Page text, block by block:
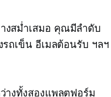
งสม่ำเสมอ คุณมีลำดับ
ถเข็น อีเมลต้อนรับ ฯลฯ
างทั้งสองแพลตฟอร์ม